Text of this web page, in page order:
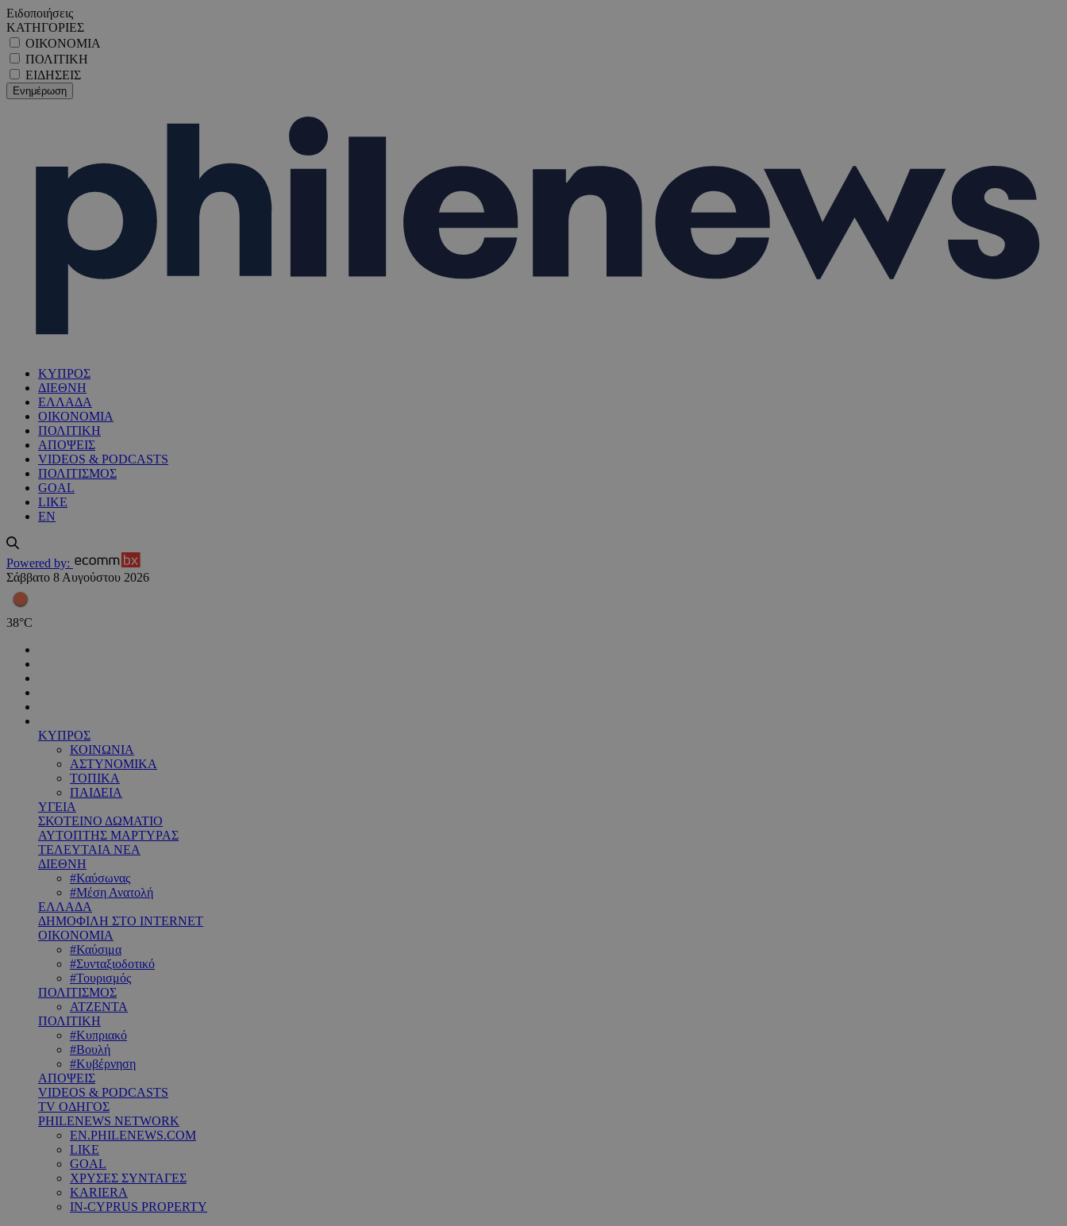
Ειδοποιήσεις
ΚΑΤΗΓΟΡΙΕΣ
ΟΙΚΟΝΟΜΙΑ
ΠΟΛΙΤΙΚΗ
ΕΙΔΗΣΕΙΣ
ΚΥΠΡΟΣ
ΔΙΕΘΝΗ
ΕΛΛΑΔΑ
ΟΙΚΟΝΟΜΙΑ
ΠΟΛΙΤΙΚΗ
ΑΠΟΨΕΙΣ
VIDEOS & PODCASTS
ΠΟΛΙΤΙΣΜΟΣ
GOAL
LIKE
EN
Powered by:
Σάββατο 8 Αυγούστου 2026
38°C
ΚΥΠΡΟΣ
ΚΟΙΝΩΝΙΑ
ΑΣΤΥΝΟΜΙΚΑ
ΤΟΠΙΚΑ
ΠΑΙΔΕΙΑ
ΥΓΕΙΑ
ΣΚΟΤΕΙΝΟ ΔΩΜΑΤΙΟ
ΑΥΤΟΠΤΗΣ ΜΑΡΤΥΡΑΣ
ΤΕΛΕΥΤΑΙΑ ΝΕΑ
ΔΙΕΘΝΗ
#Καύσωνας
#Μέση Ανατολή
ΕΛΛΑΔΑ
ΔΗΜΟΦΙΛΗ ΣΤΟ INTERNET
ΟΙΚΟΝΟΜΙΑ
#Καύσιμα
#Συνταξιοδοτικό
#Τουρισμός
ΠΟΛΙΤΙΣΜΟΣ
ΑΤΖΕΝΤΑ
ΠΟΛΙΤΙΚΗ
#Κυπριακό
#Βουλή
#Κυβέρνηση
ΑΠΟΨΕΙΣ
VIDEOS & PODCASTS
TV ΟΔΗΓΟΣ
PHILENEWS NETWORK
EN.PHILENEWS.COM
LIKE
GOAL
ΧΡΥΣΕΣ ΣΥΝΤΑΓΕΣ
KARIERA
IN-CYPRUS PROPERTY